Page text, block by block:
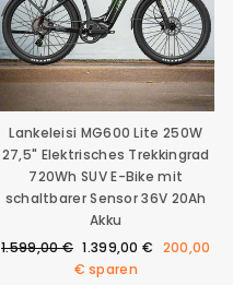
Lankeleisi MG600 Lite 250W
27,5" Elektrisches Trekkingrad
720Wh SUV E-Bike mit
schaltbarer Sensor 36V 20Ah
Akku
Normaler
1.599,00 € Sonderpreis
1.399,00 € 200,00
€ sparen